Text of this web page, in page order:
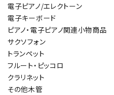
電子ピアノ/エレクトーン
電子キーボード
ピアノ・電子ピアノ関連小物商品
サクソフォン
トランペット
フルート・ピッコロ
クラリネット
その他木管